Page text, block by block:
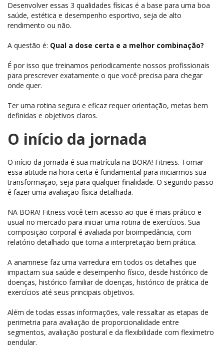
Desenvolver essas 3 qualidades físicas é a base para uma boa
saúde, estética e desempenho esportivo, seja de alto
rendimento ou não.
A questão é: Qual a dose certa e a melhor combinação?
É por isso que treinamos periodicamente nossos profissionais
para prescrever exatamente o que você precisa para chegar
onde quer.
Ter uma rotina segura e eficaz requer orientação, metas bem
definidas e objetivos claros.
O início da jornada
O início da jornada é sua matrícula na BORA! Fitness. Tomar
essa atitude na hora certa é fundamental para iniciarmos sua
transformação, seja para qualquer finalidade. O segundo passo
é fazer uma avaliação física detalhada.
NA BORA! Fitness você tem acesso ao que é mais prático e
usual no mercado para iniciar uma rotina de exercícios. Sua
composição corporal é avaliada por bioimpedância, com
relatório detalhado que torna a interpretação bem prática.
A anamnese faz uma varredura em todos os detalhes que
impactam sua saúde e desempenho físico, desde histórico de
doenças, histórico familiar de doenças, histórico de prática de
exercícios até seus principais objetivos.
Além de todas essas informações, vale ressaltar as etapas de
perimetria para avaliação de proporcionalidade entre
segmentos, avaliação postural e da flexibilidade com flexímetro
pendular.